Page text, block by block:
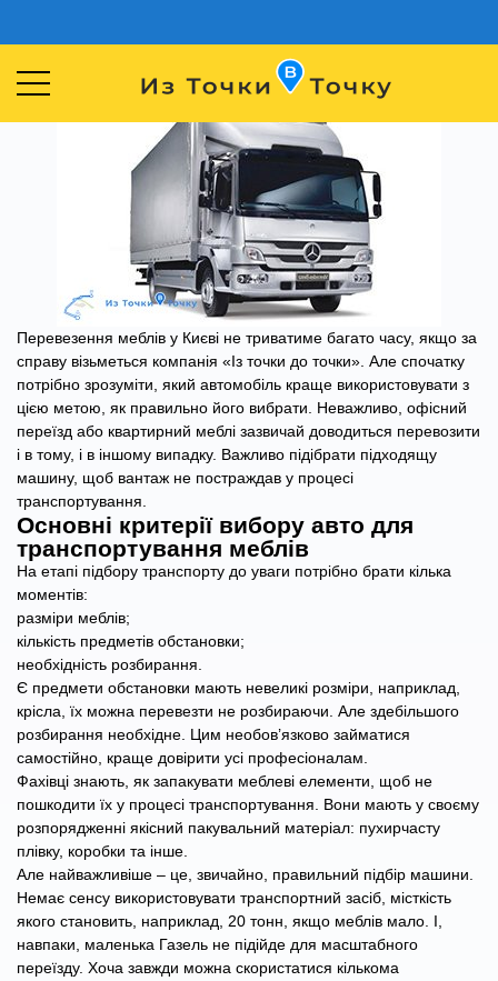
Перевезення меблів у Києві не триватиме багато часу, якщо за
справу візьметься компанія «Із точки до точки». Але спочатку
потрібно зрозуміти, який автомобіль краще використовувати з
цією метою, як правильно його вибрати. Неважливо, офісний
переїзд або квартирний меблі зазвичай доводиться перевозити
і в тому, і в іншому випадку. Важливо підібрати підходящу
машину, щоб вантаж не постраждав у процесі
транспортування.
Основні критерії вибору авто для
транспортування меблів
На етапі підбору транспорту до уваги потрібно брати кілька
моментів:
разміри меблів;
кількість предметів обстановки;
необхідність розбирання.
Є предмети обстановки мають невеликі розміри, наприклад,
крісла, їх можна перевезти не розбираючи. Але здебільшого
розбирання необхідне. Цим необов’язково займатися
самостійно, краще довірити усі професіоналам.
Фахівці знають, як запакувати меблеві елементи, щоб не
пошкодити їх у процесі транспортування. Вони мають у своєму
розпорядженні якісний пакувальний матеріал: пухирчасту
плівку, коробки та інше.
Але найважливіше – це, звичайно, правильний підбір машини.
Немає сенсу використовувати транспортний засіб, місткість
якого становить, наприклад, 20 тонн, якщо меблів мало. І,
навпаки, маленька Газель не підійде для масштабного
переїзду. Хоча завжди можна скористатися кількома